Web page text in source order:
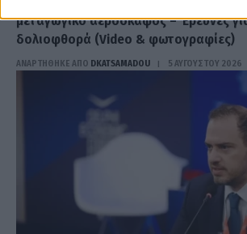
μεταγωγικό αεροσκάφος – Έρευνες
δολιοφθορά (Video & φωτογραφίες)
ΑΝΑΡΤΗΘΗΚΕ ΑΠΟ DKATSAMADOU 5 ΑΥΓΟΎΣΤΟΥ 2026